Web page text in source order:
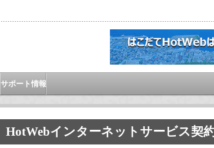
サポート情報
HotWebインターネットサービス契